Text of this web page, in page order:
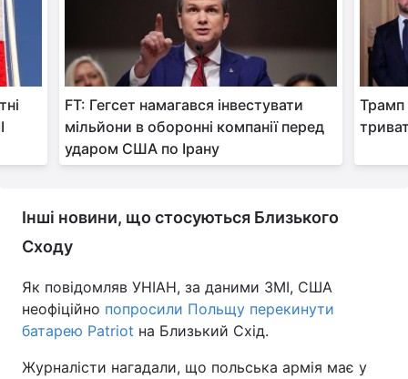
FT: Гегсет намагався інвестувати
мільйони в оборонні компанії перед
ударом США по Ірану
Трамп
Інші новини, що стосуються Близького
Сходу
Як повідомляв УНІАН, за даними ЗМІ, США
неофіційно попросили Польщу перекинути
батарею Patriot на Близький Схід.
Журналісти нагадали, що польська армія має у